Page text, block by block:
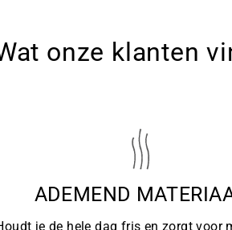
onze klanten
ADEMEND
je de hele dag fris en zorgt voor